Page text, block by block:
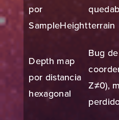
por
SampleHeightterrain
Depth map
por distancia
hexagonal
Bug
Z≠0),